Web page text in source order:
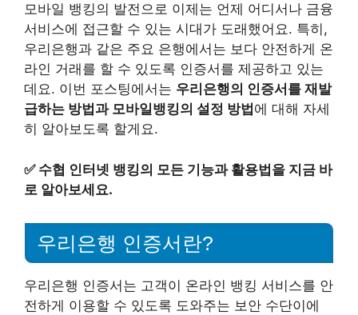
모바일 뱅킹의 발전으로 이제는 언제 어디서나 금융
서비스에 접근할 수 있는 시대가 도래했어요. 특히,
우리은행과 같은 주요 은행에서는 보다 안전하게 온
라인 거래를 할 수 있도록 인증서를 제공하고 있는
데요. 이번 포스팅에서는 우리은행의 인증서를 재발
급하는 방법과 모바일뱅킹의 설정 방법 에 대해 자세
히 알아보도록 할게요.
✅ 수협 인터넷 뱅킹의 모든 기능과 활용법을 지금 바
로 알아보세요.
우리은행 인증서란?
우리은행 인증서는 고객이 온라인 뱅킹 서비스를 안
전하게 이용할 수 있도록 도와주는 보안 수단이에